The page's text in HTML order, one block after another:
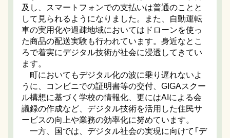
及し、スマートフォンでの支払いは普通のことと
して見られるようになりました。また、自動運転
車の実用化や過疎地域においてはドローンを使っ
た商品の配送実験も行われています。身近なとこ
ろで着実にデジタル技術が社会に浸透してきてい
ます。
町においてもデジタル化の波に乗り遅れないよ
うに、コンビニでの証明書等の交付、GIGAスクー
ル構想に基づく学校の情報化、更にはAIによる会
議録の作成など、デジタル技術を活用した住民サ
ービスの向上や業務の効率化に努めています。
一方、国では、デジタル社会の実現に向けて「デ